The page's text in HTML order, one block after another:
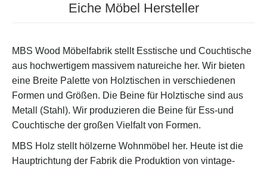
Eiche Möbel Hersteller
MBS Wood Möbelfabrik stellt Esstische und Couchtische
aus hochwertigem massivem natureiche her. Wir bieten
eine Breite Palette von Holztischen in verschiedenen
Formen und Größen. Die Beine für Holztische sind aus
Metall (Stahl). Wir produzieren die Beine für Ess-und
Couchtische der großen Vielfalt von Formen.
MBS Holz stellt hölzerne Wohnmöbel her. Heute ist die
Hauptrichtung der Fabrik die Produktion von vintage-